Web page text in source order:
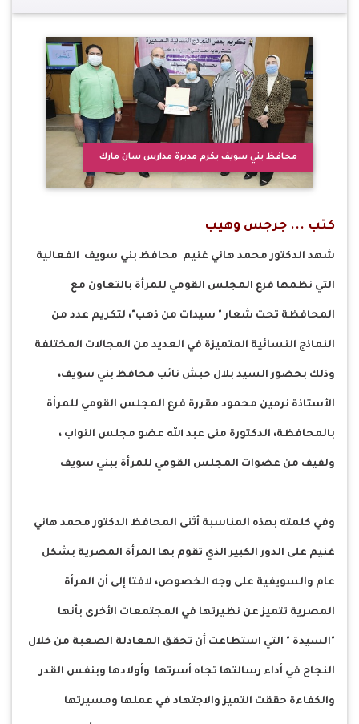
محافظ بني سويف يكرم مديرة مدارس سان مارك
كتب ... جرجس وهيب
شهد الدكتور محمد هاني غنيم محافظ بني سويف الفعالية
التي نظمها فرع المجلس القومي للمرأة بالتعاون مع
المحافظة تحت شعار " سيدات من ذهب"، لتكريم عدد من
النماذج النسائية المتميزة في العديد من المجالات المختلفة
وذلك بحضور السيد بلال حبش نائب محافظ بني سويف،
الأستاذة نرمين محمود مقررة فرع المجلس القومي للمرأة
بالمحافظة، الدكتورة منى عبد الله عضو مجلس النواب ،
ولفيف من عضوات المجلس القومي للمرأة ببني سويف
وفي كلمته بهذه المناسبة أثنى المحافظ الدكتور محمد هاني
غنيم على الدور الكبير الذي تقوم بها المرأة المصرية بشكل
عام والسويفية على وجه الخصوص، لافتا إلى أن المرأة
المصرية تتميز عن نظيرتها في المجتمعات الأخرى بأنها
"السيدة " التي استطاعت أن تحقق المعادلة الصعبة من خلال
النجاح في أداء رسالتها تجاه أسرتها وأولادها وبنفس القدر
والكفاءة حققت التميز والاجتهاد في عملها ومسيرتها